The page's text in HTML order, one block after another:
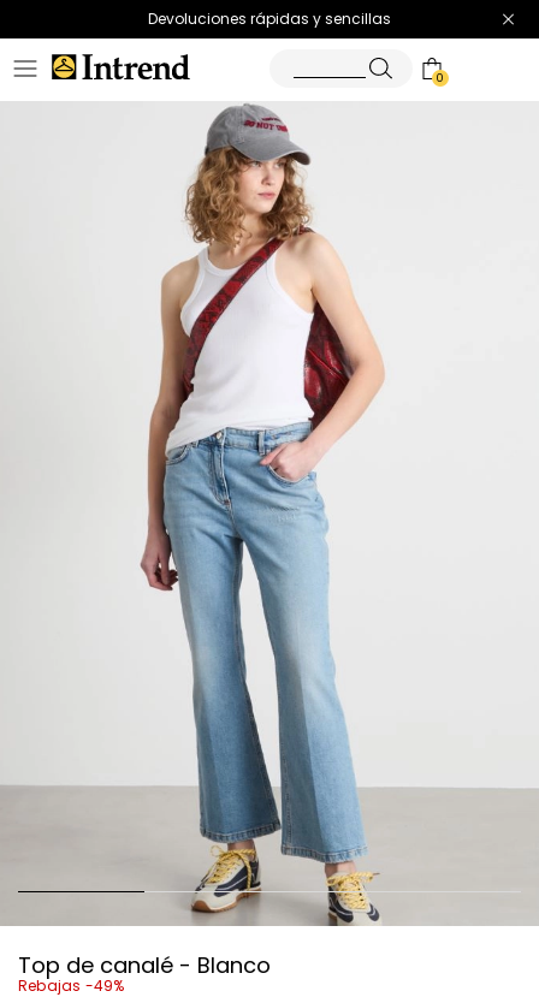
Devoluciones rápidas y sencillas
0
Top de canalé - Blanco
Rebajas -49%